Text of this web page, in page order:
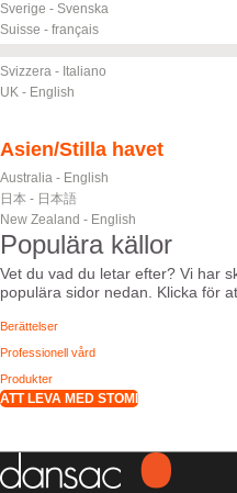
Sverige - Svenska
Suisse - français
Svizzera - Italiano
UK - English
Asien/Stilla havet
Australia - English
日本 - 日本語
New Zealand - English
Populära källor
Vet du vad du letar efter? Vi har
populära sidor nedan. Klicka för
Berättelser
Professionell vård
Produkter
ATT LEVA MED STOMI